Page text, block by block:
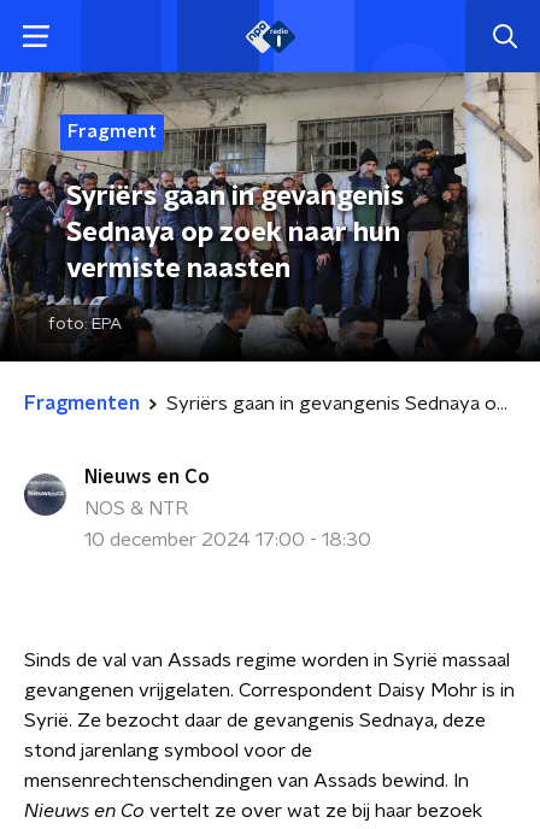
Fragment
Syriërs gaan in gevangenis
Sednaya op zoek naar hun
vermiste naasten
foto:EPA
Fragmenten Syriërs gaan in gevangenis Sednaya op zoek naar hun vermiste naasten
Nieuws en Co
NOS & NTR
10 december 2024 17:00 - 18:30
Sinds de val van Assads regime worden in Syrië massaal
gevangenen vrijgelaten. Correspondent Daisy Mohr is in
Syrië. Ze bezocht daar de gevangenis Sednaya, deze
stond jarenlang symbool voor de
mensenrechtenschendingen van Assads bewind. In
Nieuws en Co vertelt ze over wat ze bij haar bezoek